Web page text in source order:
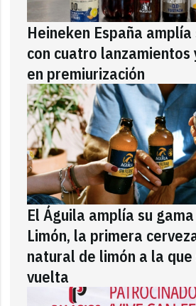
Heineken España
con cuatro lanzamientos
en premiurización
El Águila amplía su
Limón, la primera
natural de limón a la
vuelta